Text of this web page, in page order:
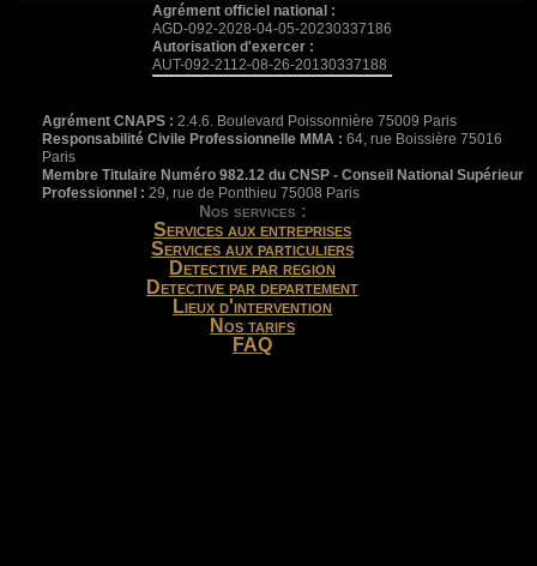
Agrément officiel national :
AGD-092-2028-04-05-20230337186
Autorisation d'exercer :
AUT-092-2112-08-26-20130337188
Agrément CNAPS : 2.4.6. Boulevard Poissonnière 75009 Paris
Responsabilité Civile Professionnelle MMA : 64, rue Boissière 75016
Paris
Membre Titulaire Numéro 982.12 du CNSP - Conseil National Supérieur
Professionnel : 29, rue de Ponthieu 75008 Paris
Nos services :
Services aux entreprises
Services aux particuliers
Detective par region
Detective par departement
Lieux d'intervention
Nos tarifs
FAQ